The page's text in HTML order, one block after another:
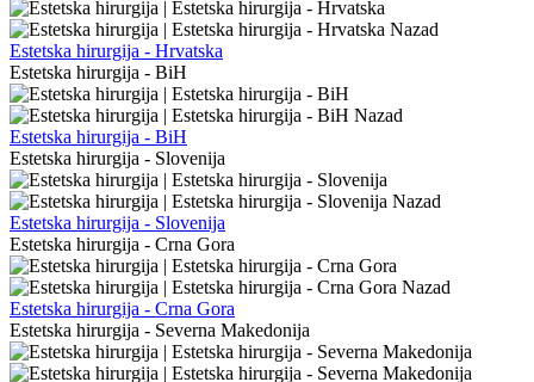
Nazad
Estetska hirurgija - Hrvatska
Estetska hirurgija - BiH
Nazad
Estetska hirurgija - BiH
Estetska hirurgija - Slovenija
Nazad
Estetska hirurgija - Slovenija
Estetska hirurgija - Crna Gora
Nazad
Estetska hirurgija - Crna Gora
Estetska hirurgija - Severna Makedonija